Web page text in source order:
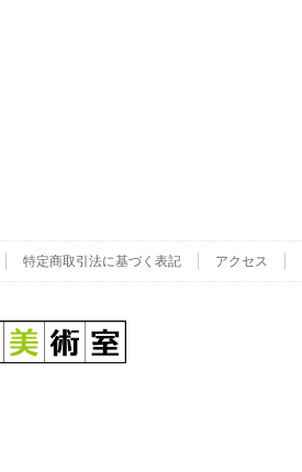
特定商取引法に基づく表記 アクセス